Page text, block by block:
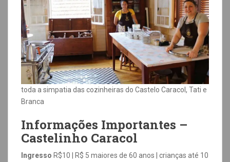
toda a simpatia das cozinheiras do Castelo Caracol, Tati e
Branca
Informações Importantes –
Castelinho Caracol
Ingresso R$10 | R$ 5 maiores de 60 anos | crianças até 10